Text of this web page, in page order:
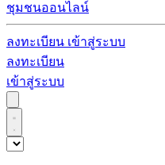
ชุมชนออนไลน์
ลงทะเบียน เข้าสู่ระบบ
ลงทะเบียน
เข้าสู่ระบบ